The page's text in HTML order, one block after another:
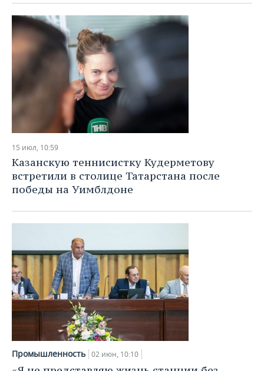
15 июл, 10:59
Казанскую теннисистку Кудерметову
встретили в столице Татарстана после
победы на Уимблдоне
Промышленность 02 июн, 10:10